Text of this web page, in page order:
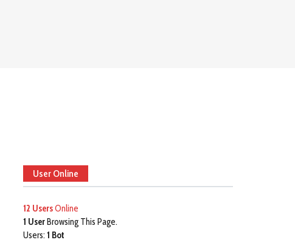
User Online
12 UsersOnline
1 UserBrowsing This Page.
Users: 1 Bot